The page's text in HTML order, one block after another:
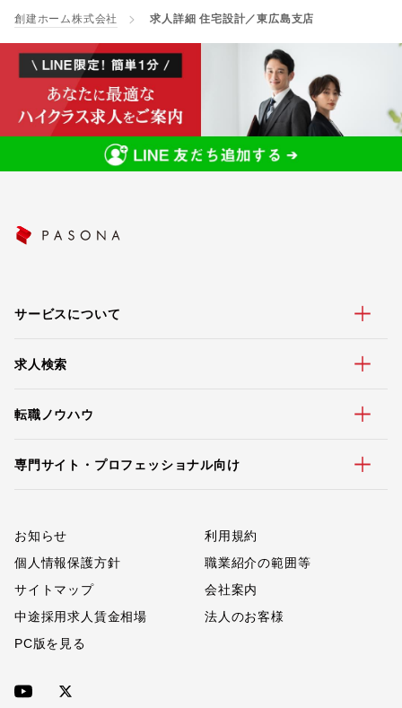
創建ホーム株式会社 求人詳細 住宅設計／東広島支店
サービスについて
求人検索
転職ノウハウ
専門サイト・プロフェッショナル向け
お知らせ
利用規約
個人情報保護方針
職業紹介の範囲等
サイトマップ
会社案内
中途採用求人賃金相場
法人のお客様
PC版を見る